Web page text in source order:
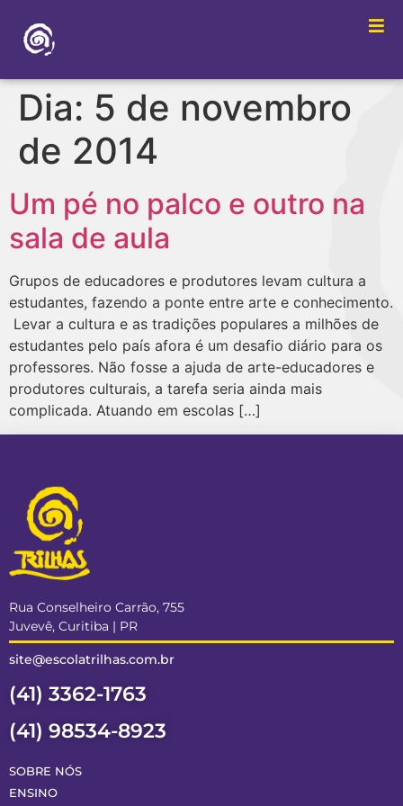
Dia: 5 de novembro
de 2014
Um pé no palco e outro na
sala de aula
Grupos de educadores e produtores levam cultura a
estudantes, fazendo a ponte entre arte e conhecimento.
Levar a cultura e as tradições populares a milhões de
estudantes pelo país afora é um desafio diário para os
professores. Não fosse a ajuda de arte-educadores e
produtores culturais, a tarefa seria ainda mais
complicada. Atuando em escolas […]
Rua Conselheiro Carrão, 755
Juvevê, Curitiba | PR
site@escolatrilhas.com.br
(41) 3362-1763
(41) 98534-8923
SOBRE NÓS
ENSINO